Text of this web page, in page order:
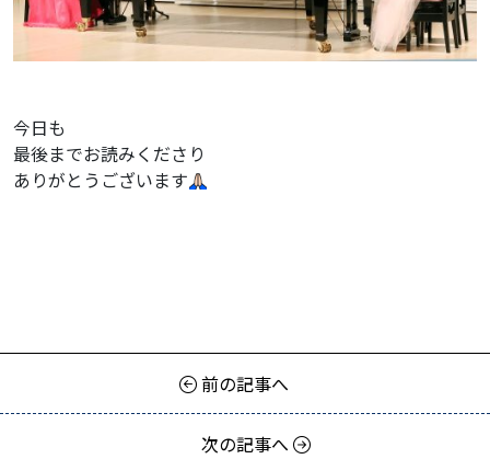
今日も
最後までお読みくださり
ありがとうございます
前の記事へ
次の記事へ